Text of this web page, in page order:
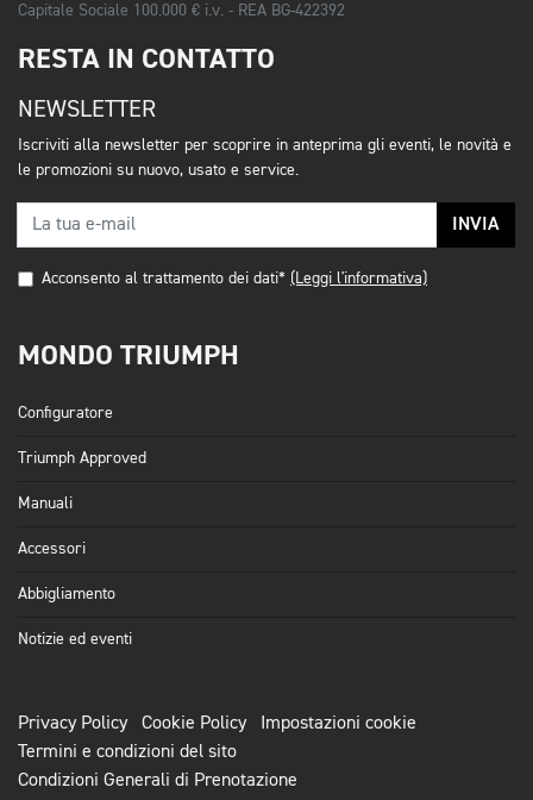
Capitale Sociale 100.000 € i.v. - REA BG-422392
RESTA IN CONTATTO
NEWSLETTER
Iscriviti alla newsletter per scoprire in anteprima gli eventi, le novità e
le promozioni su nuovo, usato e service.
INVIA
Acconsento al trattamento dei dati* (Leggi l'informativa)
MONDO TRIUMPH
Configuratore
Triumph Approved
Manuali
Accessori
Abbigliamento
Notizie ed eventi
Privacy Policy Cookie Policy
Impostazioni cookie
Termini e condizioni del sito
Condizioni Generali di Prenotazione